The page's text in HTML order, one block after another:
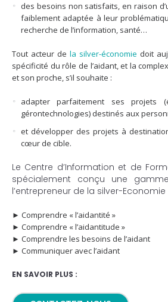
des besoins non satisfaits, en raison
faiblement adaptée à leur
recherche de l’information, santé…
Tout acteur de la silver-économie doit
spécificité du rôle de l’aidant, et la
et son proche, s’il souhaite :
adapter parfaitement ses projets
gérontechnologies) destinés aux
et développer des projets à
cœur de cible.
Le Centre d’Information et de
spécialement conçu une
l’entrepreneur de la silver-Economie
► Comprendre « l’aidantité »
► Comprendre « l’aidantitude »
► Comprendre les besoins de l’aidant
► Communiquer avec l’aidant
EN SAVOIR PLUS :